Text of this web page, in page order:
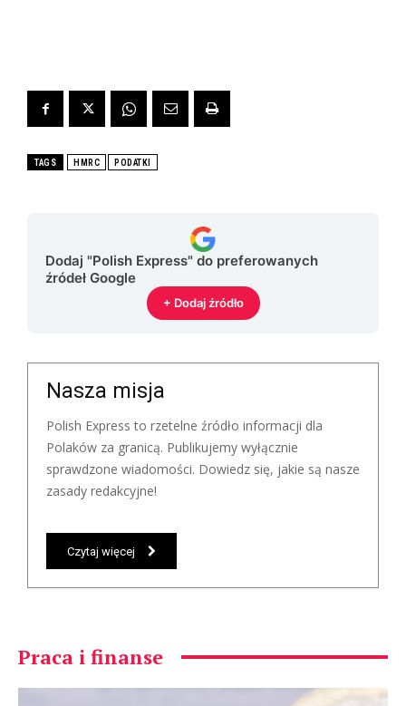
TAGS HMRC PODATKI
Dodaj "Polish Express" do preferowanych
źródeł Google
+ Dodaj źródło
Nasza misja
Polish Express to rzetelne źródło informacji dla
Polaków za granicą. Publikujemy wyłącznie
sprawdzone wiadomości. Dowiedz się, jakie są nasze
zasady redakcyjne!
Czytaj więcej
Praca i finanse